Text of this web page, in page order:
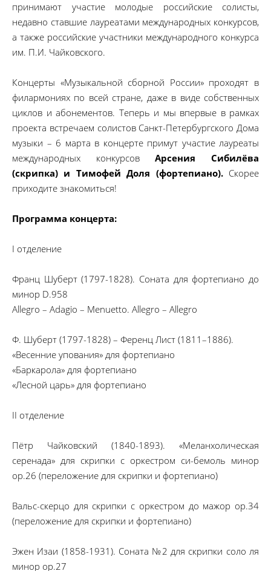
принимают участие молодые российские солисты,
недавно ставшие лауреатами международных конкурсов,
а также российские участники международного конкурса
им. П.И. Чайковского.
Концерты «Музыкальной сборной России» проходят в
филармониях по всей стране, даже в виде собственных
циклов и абонементов. Теперь и мы впервые в рамках
проекта встречаем солистов Санкт-Петербургского Дома
музыки – 6 марта в концерте примут участие лауреаты
международных конкурсовАрсения Сибилёва
(скрипка) и Тимофей Доля (фортепиано).Скорее
приходите знакомиться!
Программа концерта:
I отделение
Франц Шуберт (1797-1828). Соната для фортепиано до
минор D.958
Allegro – Adagio – Menuetto. Allegro – Allegro
Ф. Шуберт (1797-1828) – Ференц Лист (1811–1886).
«Весенние упования» для фортепиано
«Баркарола» для фортепиано
«Лесной царь» для фортепиано
II отделение
Пётр Чайковский (1840-1893). «Меланхолическая
серенада» для скрипки с оркестром си-бемоль минор
ор.26 (переложение для скрипки и фортепиано)
Вальс-скерцо для скрипки с оркестром до мажор ор.34
(переложение для скрипки и фортепиано)
Эжен Изаи (1858-1931). Соната №2 для скрипки соло ля
минор op.27